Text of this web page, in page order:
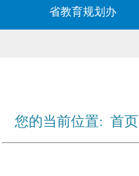
省教育规划办
您的当前位置: 首页